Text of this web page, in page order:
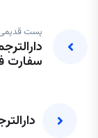
پست قدیمی
سفارت